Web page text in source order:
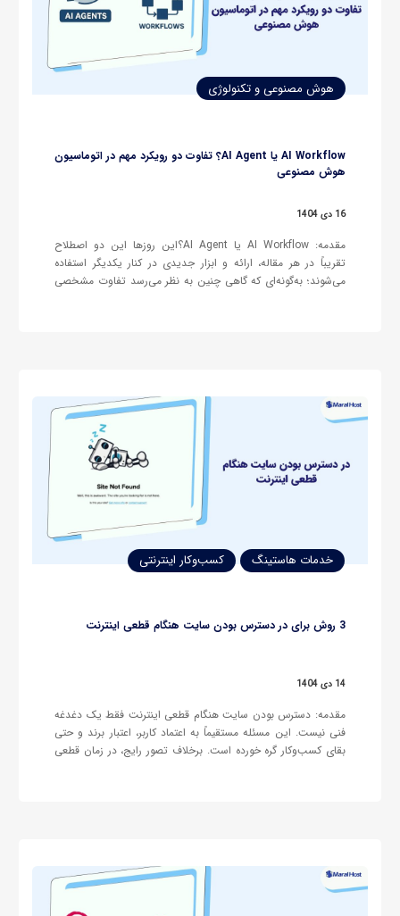
هوش مصنوعی و تکنولوژی
AI Workflow یا AI Agent؟ تفاوت دو رویکرد مهم در اتوماسیون
هوش مصنوعی
16 دی 1404
مقدمه: AI Workflow یا AI Agent؟این روزها این دو اصطلاح
تقریباً در هر مقاله، ارائه و ابزار جدیدی در کنار یکدیگر استفاده
می‌شوند؛ به‌گونه‌ای که گاهی چنین به نظر می‌رسد تفاوت مشخصی
خدمات هاستینگ کسب‌وکار اینترنتی
3 روش برای در دسترس بودن سایت هنگام قطعی اینترنت
14 دی 1404
مقدمه: دسترس بودن سایت هنگام قطعی اینترنت فقط یک دغدغه
فنی نیست. این مسئله مستقیماً به اعتماد کاربر، اعتبار برند و حتی
بقای کسب‌وکار گره خورده است. برخلاف تصور رایج، در زمان قطعی